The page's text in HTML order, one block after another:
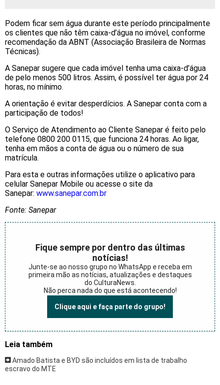
Podem ficar sem água durante este período principalmente
os clientes que não têm caixa-d’água no imóvel, conforme
recomendação da ABNT (Associação Brasileira de Normas
Técnicas).
A Sanepar sugere que cada imóvel tenha uma caixa-d’água
de pelo menos 500 litros. Assim, é possível ter água por 24
horas, no mínimo.
A orientação é evitar desperdícios. A Sanepar conta com a
participação de todos!
O Serviço de Atendimento ao Cliente Sanepar é feito pelo
telefone 0800 200 0115, que funciona 24 horas. Ao ligar,
tenha em mãos a conta de água ou o número de sua
matrícula.
Para esta e outras informações utilize o aplicativo para
celular Sanepar Mobile ou acesse o site da
Sanepar: www.sanepar.com.br
Fonte: Sanepar
Fique sempre por dentro das últimas
notícias!
Junte-se ao nosso grupo no WhatsApp e receba em
primeira mão as notícias, atualizações e destaques
do CulturaNews.
Não perca nada do que está acontecendo!
Clique aqui e faça parte do grupo!
Leia também
Amado Batista e BYD são incluídos em lista de trabalho
escravo do MTE